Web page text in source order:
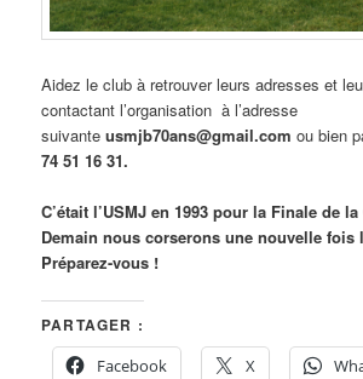
Aidez le club à retrouver leurs adresses et
contactant l’organisation à l’adresse
suivanteusmjb70ans@gmail.com ou bien
74 51 16 31.
C’était l’USMJ en 1993 pour la Finale de la
Demain nous corserons une nouvelle fois
Préparez-vous !
PARTAGER :
Facebook
X